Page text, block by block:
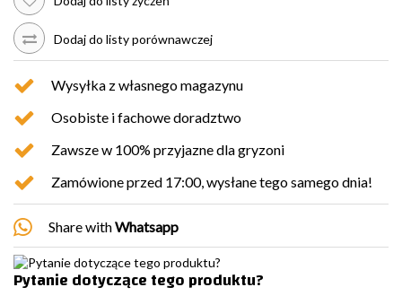
Dodaj do listy porównawczej
Wysyłka z własnego magazynu
Osobiste i fachowe doradztwo
Zawsze w 100% przyjazne dla gryzoni
Zamówione przed 17:00, wysłane tego samego dnia!
Share withWhatsapp
Pytanie dotyczące tego produktu?